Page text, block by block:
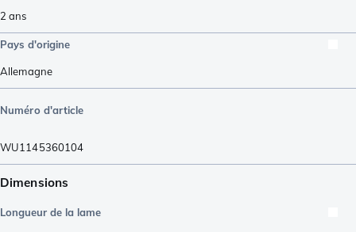
2 ans
Pays d'origine
Allemagne
Numéro d'article
WU1145360104
Dimensions
Longueur de la lame